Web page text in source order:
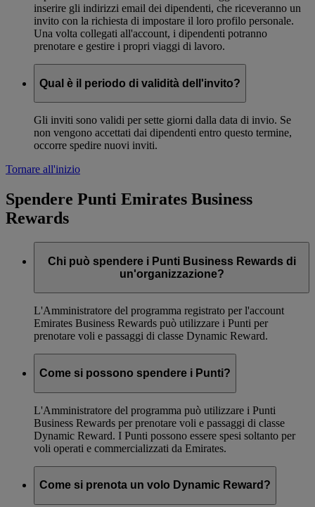
inserire gli indirizzi email dei dipendenti, che riceveranno un
invito con la richiesta di impostare il loro profilo personale.
Una volta collegati all'account, i dipendenti potranno
prenotare e gestire i propri viaggi di lavoro.
Qual è il periodo di validità dell'invito?
Gli inviti sono validi per sette giorni dalla data di invio. Se
non vengono accettati dai dipendenti entro questo termine,
occorre spedire nuovi inviti.
Tornare all'inizio
Spendere Punti Emirates Business
Rewards
Chi può spendere i Punti Business Rewards di
un'organizzazione?
L'Amministratore del programma registrato per l'account
Emirates Business Rewards può utilizzare i Punti per
prenotare voli e passaggi di classe Dynamic Reward.
Come si possono spendere i Punti?
L'Amministratore del programma può utilizzare i Punti
Business Rewards per prenotare voli e passaggi di classe
Dynamic Reward. I Punti possono essere spesi soltanto per
voli operati e commercializzati da Emirates.
Come si prenota un volo Dynamic Reward?